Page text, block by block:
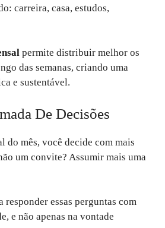
carreira, casa, estudos,
permite distribuir melhor os
das semanas, criando uma
e sustentável.
De Decisões
do mês, você decide com mais
um convite? Assumir mais uma
responder essas perguntas com
e não apenas na vontade